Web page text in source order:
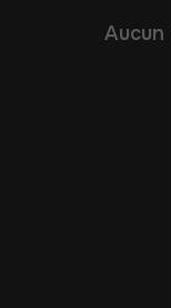
Aucun